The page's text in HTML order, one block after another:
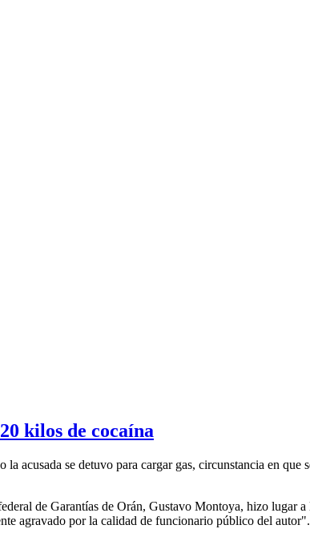
kilos de cocaína
acusada se detuvo para cargar gas, circunstancia en
de Garantías de Orán, Gustavo Montoya, hizo
agravado por la calidad de funcionario público del